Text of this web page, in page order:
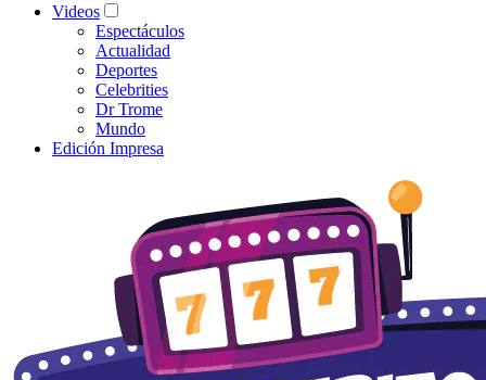
Videos
Espectáculos
Actualidad
Deportes
Celebrities
Dr Trome
Mundo
Edición Impresa